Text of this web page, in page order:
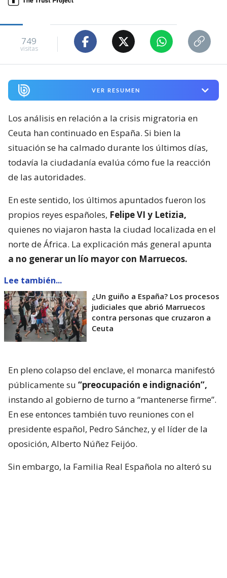
749
visitas
VER RESUMEN
Los análisis en relación a la crisis migratoria en
Ceuta han continuado en España. Si bien la
situación se ha calmado durante los últimos días,
todavía la ciudadanía evalúa cómo fue la reacción
de las autoridades.
En este sentido, los últimos apuntados fueron los
propios reyes españoles, Felipe VI y Letizia,
quienes no viajaron hasta la ciudad localizada en el
norte de África. La explicación más general apunta
a no generar un lío mayor con Marruecos.
Lee también...
¿Un guiño a España? Los procesos
judiciales que abrió Marruecos
contra personas que cruzaron a
Ceuta
En pleno colapso del enclave, el monarca manifestó
públicamente su “preocupación e indignación”,
instando al gobierno de turno a “mantenerse firme”.
En ese entonces también tuvo reuniones con el
presidente español, Pedro Sánchez, y el líder de la
oposición, Alberto Núñez Feijóo.
Sin embargo, la Familia Real Española no alteró su